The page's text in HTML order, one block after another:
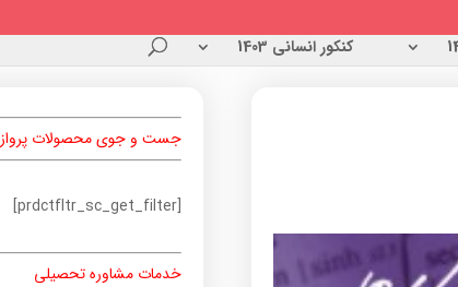
کنکور انسانی 1403
جست و جوی محصولات پرواز
[prdctfltr_sc_get_filter]
خدمات مشاوره تحصیلی